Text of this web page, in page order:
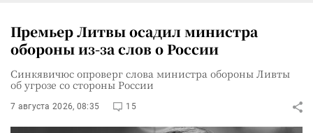
Премьер Литвы осадил министра
обороны из-за слов о России
Синкявичюс опроверг слова министра обороны Ливты
об угрозе со стороны России
7 августа 2026, 08:35 15